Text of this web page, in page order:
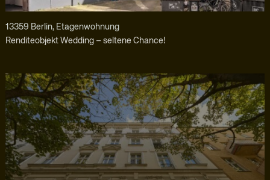
13359 Berlin, Etagenwohnung
Renditeobjekt Wedding – seltene Chance!